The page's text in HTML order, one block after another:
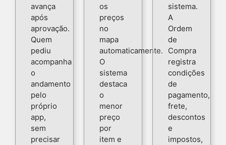
avança
após
aprovação.
Quem
pediu
acompanha
o
andamento
pelo
próprio
app,
sem
precisar
os
preços
no
mapa
automaticamente.
O
sistema
destaca
o
menor
preço
por
item e
sistema.
A
Ordem
de
Compra
registra
condições
de
pagamento,
frete,
descontos
e
impostos,